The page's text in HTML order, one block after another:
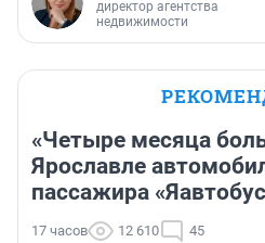
директор агентства
недвижимости
«Четыре месяца
Ярославле
пассажира
17 часов 12 610 45